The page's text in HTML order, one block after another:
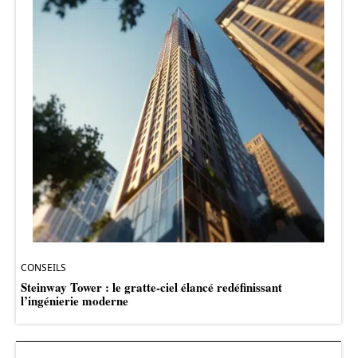
CONSEILS
Steinway Tower : le gratte-ciel élancé redéfinissant
l’ingénierie moderne